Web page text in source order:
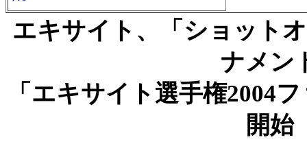
エキサイト、「ショット
ナメン
「エキサイト選手権2004
開始